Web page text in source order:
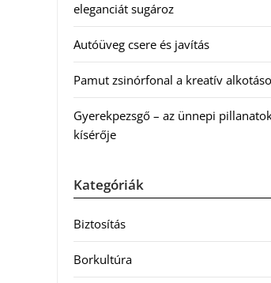
eleganciát sugároz
Autóüveg csere és javítás
Pamut zsinórfonal a kreatív
Gyerekpezsgő – az ünnepi
kísérője
Kategóriák
Biztosítás
Borkultúra